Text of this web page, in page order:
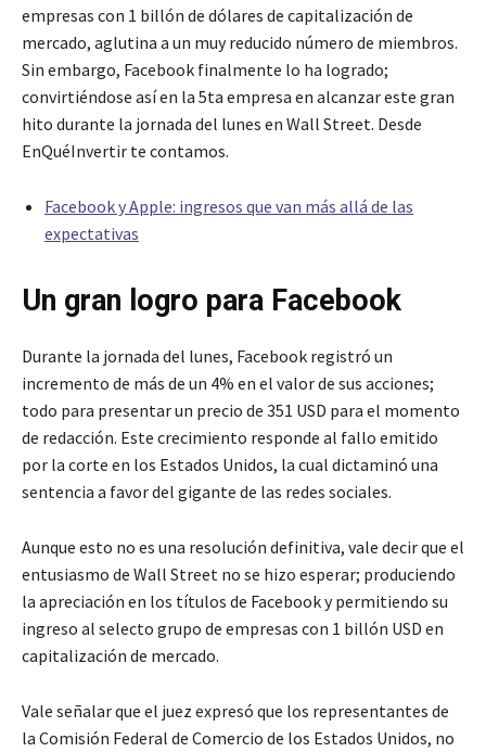
empresas con 1 billón de dólares de capitalización de
mercado, aglutina a un muy reducido número de miembros.
Sin embargo, Facebook finalmente lo ha logrado;
convirtiéndose así en la 5ta empresa en alcanzar este gran
hito durante la jornada del lunes en Wall Street. Desde
EnQuéInvertir te contamos.
Facebook y Apple: ingresos que van más allá de las
expectativas
Un gran logro para Facebook
Durante la jornada del lunes, Facebook registró un
incremento de más de un 4% en el valor de sus acciones;
todo para presentar un precio de 351 USD para el momento
de redacción. Este crecimiento responde al fallo emitido
por la corte en los Estados Unidos, la cual dictaminó una
sentencia a favor del gigante de las redes sociales.
Aunque esto no es una resolución definitiva, vale decir que el
entusiasmo de Wall Street no se hizo esperar; produciendo
la apreciación en los títulos de Facebook y permitiendo su
ingreso al selecto grupo de empresas con 1 billón USD en
capitalización de mercado.
Vale señalar que el juez expresó que los representantes de
la Comisión Federal de Comercio de los Estados Unidos, no